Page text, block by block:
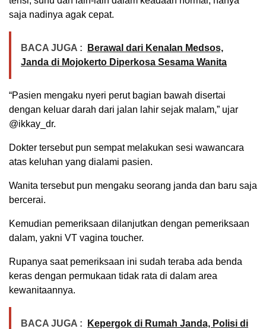
saja nadinya agak cepat.
BACA JUGA :
Berawal dari Kenalan Medsos,
Janda di Mojokerto Diperkosa Sesama Wanita
“Pasien mengaku nyeri perut bagian bawah disertai
dengan keluar darah dari jalan lahir sejak malam,” ujar
@ikkay_dr.
Dokter tersebut pun sempat melakukan sesi wawancara
atas keluhan yang dialami pasien.
Wanita tersebut pun mengaku seorang janda dan baru saja
bercerai.
Kemudian pemeriksaan dilanjutkan dengan pemeriksaan
dalam, yakni VT vagina toucher.
Rupanya saat pemeriksaan ini sudah teraba ada benda
keras dengan permukaan tidak rata di dalam area
kewanitaannya.
BACA JUGA :
Kepergok di Rumah Janda, Polisi di